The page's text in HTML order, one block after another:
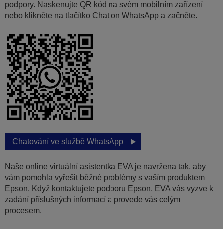
podpory. Naskenujte QR kód na svém mobilním zařízení
nebo klikněte na tlačítko Chat on WhatsApp a začněte.
Chatování ve službě WhatsApp
Naše online virtuální asistentka EVA je navržena tak, aby
vám pomohla vyřešit běžné problémy s vaším produktem
Epson. Když kontaktujete podporu Epson, EVA vás vyzve k
zadání příslušných informací a provede vás celým
procesem.